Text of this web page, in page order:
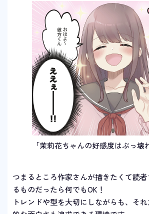
「茉莉花ちゃんの好感度はぶっ壊
つまるところ作家さんが描きたくて読
るものだったら何でもOK！
トレンドや型を大切にしながらも、そ